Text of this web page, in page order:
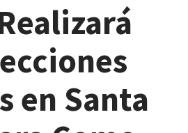
en Santa